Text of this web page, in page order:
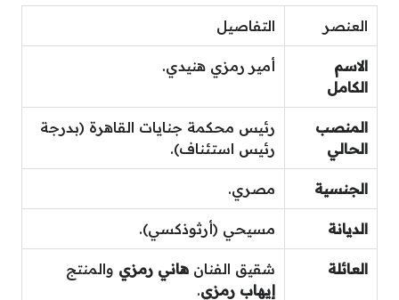
العنصر التفاصيل
الاسم
الكامل
أمير رمزي هنيدي.
المنصب
الحالي
رئيس محكمة جنايات القاهرة (بدرجة
رئيس استئناف).
الجنسية مصري.
الديانة مسيحي (أرثوذكسي).
العائلة شقيق الفنان هاني رمزي والمنتج
إيهاب رمزي.